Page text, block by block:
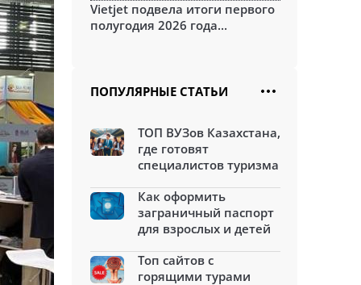
Vietjet подвела итоги первого
полугодия 2026 года...
ПОПУЛЯРНЫЕ СТАТЬИ
ТОП ВУЗов Казахстана,
где готовят
специалистов туризма
Как оформить
заграничный паспорт
для взрослых и детей
Топ сайтов с
горящими турами